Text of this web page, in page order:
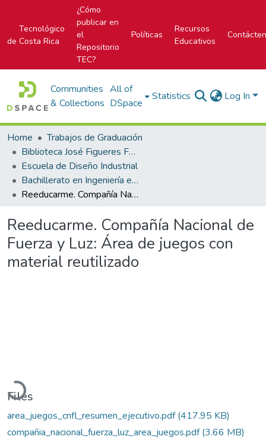
Tecnológico
de Costa Rica
¿Cómo
publicar en
el
Repositorio
TEC?
Políticas
Recursos
Educativos
Communities
& Collections
All of
DSpace
Statistics Log In
Home
Trabajos de Graduación
Biblioteca José Figueres Ferrer
Escuela de Diseño Industrial
Bachillerato en Ingeniería en Diseño Industrial
Reeducarme. Compañía Nacional de Fuerza y Luz: Área de juegos con material reutilizado
Reeducarme. Compañía Nacional de
Fuerza y Luz: Área de juegos con
material reutilizado
Loading...
Files
area_juegos_cnfl_resumen_ejecutivo.pdf(417.95 KB)
compañia_nacional_fuerza_luz_area_juegos.pdf(3.66 MB)